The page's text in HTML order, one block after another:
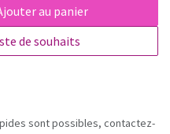
au panier
de souhaits
sont possibles, contactez-